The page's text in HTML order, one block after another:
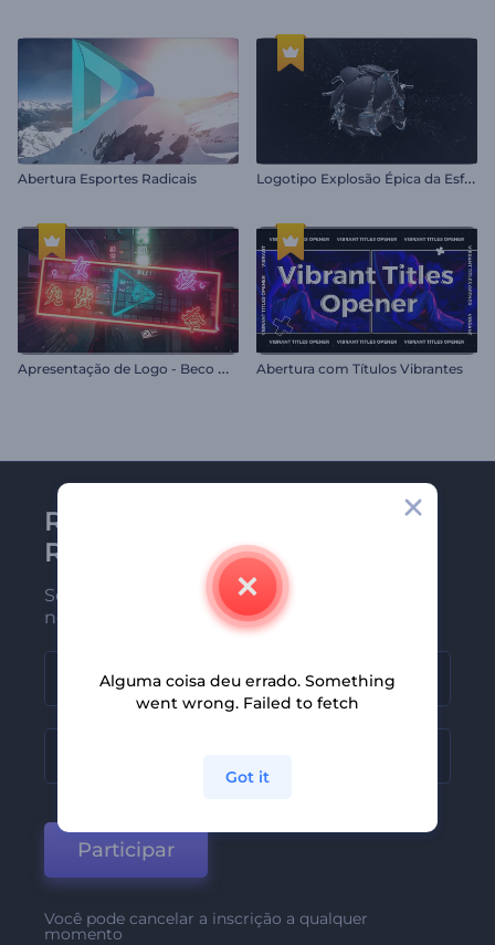
Abertura Esportes Radicais L
ogotipo Explosão Épica da Esfera
A
presentação de Logo - Beco Noturno Abertura com Títulos Vibrantes
Receba a newsletter da
Renderforest
Seja um dos primeiros a receber
nossas últimas novidades e ofertas
Participar
Você pode cancelar a inscrição a qualquer
momento
Alguma coisa deu errado. Something
went wrong. Failed to fetch
Got it